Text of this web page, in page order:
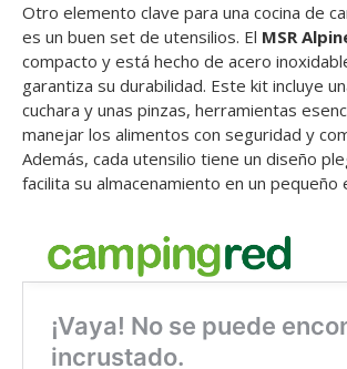
Otro elemento clave para una cocina de
es un buen set de utensilios. El MSR
compacto y está hecho de acero
garantiza su durabilidad. Este kit incluye
cuchara y unas pinzas, herramientas
manejar los alimentos con seguridad y
Además, cada utensilio tiene un diseño
facilita su almacenamiento en un pequeño